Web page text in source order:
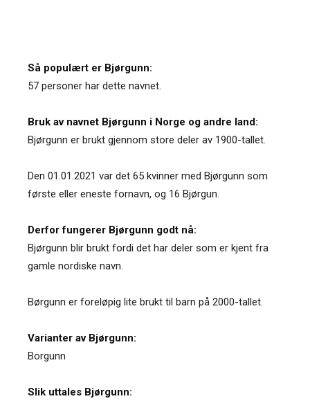
Så populært er Bjørgunn:
57 personer har dette navnet.
Bruk av navnet Bjørgunn i Norge og andre land:
Bjørgunn er brukt gjennom store deler av 1900-tallet.
Den 01.01.2021 var det 65 kvinner med Bjørgunn som
første eller eneste fornavn, og 16 Bjørgun.
Derfor fungerer Bjørgunn godt nå:
Bjørgunn blir brukt fordi det har deler som er kjent fra
gamle nordiske navn.
Børgunn er foreløpig lite brukt til barn på 2000-tallet.
Varianter av Bjørgunn:
Borgunn
Slik uttales Bjørgunn: